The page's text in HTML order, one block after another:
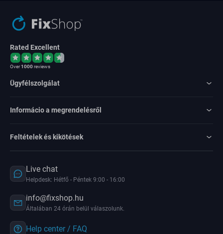
Rated Excellent
Over1000reviews
Ügyfélszolgálat
Informácio a megrendelésről
Feltételek és kikötések
Live chat
Helpdesk: Hétfő - Péntek 9:00 - 16:00
info@fixshop.hu
Általában 24 órán belül válaszolunk.
Help center / FAQ